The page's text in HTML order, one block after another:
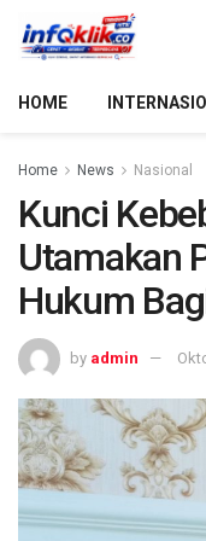
HOME
Home News Nasional
Kunci
Utamakan
Hukum
by admin